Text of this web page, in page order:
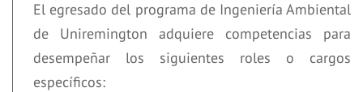
El egresado del programa de Ingeniería Ambiental
de Uniremington adquiere competencias para
desempeñar los siguientes roles o cargos
específicos: